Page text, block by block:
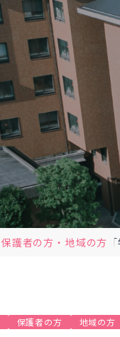
保護者の方 地域の方
保護者の方 地域の方